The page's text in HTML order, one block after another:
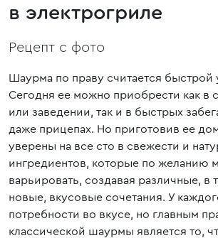
в электрогриле
Рецепт с фото
Шаурма по праву считается быстрой
Сегодня ее можно приобрести как в
или заведении, так и в быстрых
даже прицепах. Но приготовив ее
уверены на все сто в свежести и
ингредиентов, которые по желанию
варьировать, создавая различные, в
новые, вкусовые сочетания. У
потребности во вкусе, но главным
классической шаурмы является то,